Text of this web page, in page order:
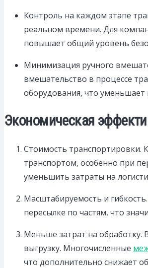
Контроль на каждом этапе
реальном времени. Для
повышает общий уровень
Минимизация ручного
вмешательство в процессе
оборудования, что
Экономическая
Стоимость транспортировки.
транспортом, особенно при
уменьшить затраты на
Масштабируемость и
пересылке по частям, что
Меньше затрат на обработку.
выгрузку. Многочисленные
что дополнительно снижает